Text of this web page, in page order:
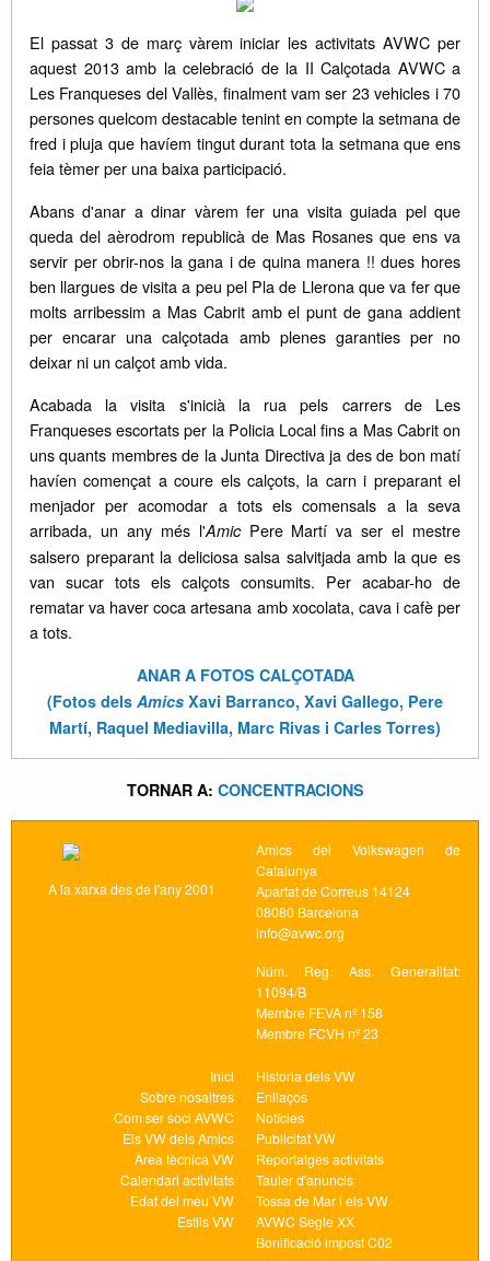
El passat 3 de març vàrem iniciar les activitats AVWC per
aquest 2013 amb la celebració de la II Calçotada AVWC a
Les Franqueses del Vallès, finalment vam ser 23 vehicles i 70
persones quelcom destacable tenint en compte la setmana de
fred i pluja que havíem tingut durant tota la setmana que ens
feia tèmer per una baixa participació.
Abans d'anar a dinar vàrem fer una visita guiada pel que
queda del aèrodrom republicà de Mas Rosanes que ens va
servir per obrir-nos la gana i de quina manera !! dues hores
ben llargues de visita a peu pel Pla de Llerona que va fer que
molts arribessim a Mas Cabrit amb el punt de gana addient
per encarar una calçotada amb plenes garanties per no
deixar ni un calçot amb vida.
Acabada la visita s'inicià la rua pels carrers de Les
Franqueses escortats per la Policia Local fins a Mas Cabrit on
uns quants membres de la Junta Directiva ja des de bon matí
havíen començat a coure els calçots, la carn i preparant el
menjador per acomodar a tots els comensals a la seva
arribada, un any més l'Amic Pere Martí va ser el mestre
salsero preparant la deliciosa salsa salvitjada amb la que es
van sucar tots els calçots consumits. Per acabar-ho de
rematar va haver coca artesana amb xocolata, cava i cafè per
a tots.
ANAR A FOTOS CALÇOTADA
(Fotos dels Amics Xavi Barranco, Xavi Gallego, Pere
Martí, Raquel Mediavilla, Marc Rivas i Carles Torres)
TORNAR A: CONCENTRACIONS
A la xarxa des de l'any 2001
Amics del Volkswagen de
Catalunya
Apartat de Correus 14124
08080 Barcelona
info@avwc.org
Núm. Reg. Ass. Generalitat:
11094/B
Membre FEVA nº 158
Membre FCVH nº 23
Inici
Sobre nosaltres
Com ser soci AVWC
Els VW dels Amics
Àrea tècnica VW
Calendari activitats
Edat del meu VW
Estils VW
Historia dels VW
Enllaços
Notícies
Publicitat VW
Reportatges activitats
Tauler d'anuncis
Tossa de Mar i els VW
AVWC Segle XX
Bonificació impost C02